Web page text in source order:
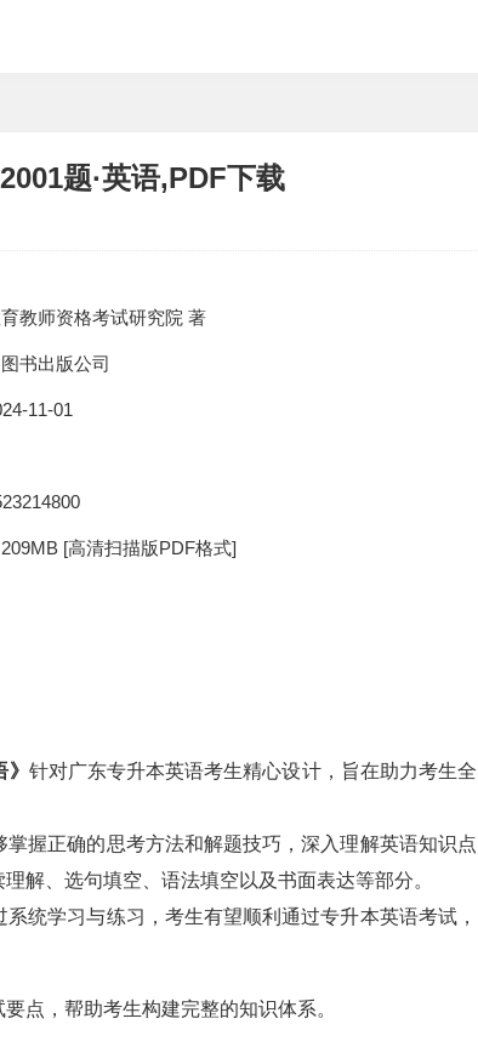
题·英语,PDF下载
教师资格考试研究院 著
书出版公司
11-01
209MB [高清扫描版PDF格式]
针对广东专升本英语考生精心设计，旨在助力考生全
握正确的思考方法和解题技巧，深入理解英语知识点
解、选句填空、语法填空以及书面表达等部分。
统学习与练习，考生有望顺利通过专升本英语考试，
点，帮助考生构建完整的知识体系。